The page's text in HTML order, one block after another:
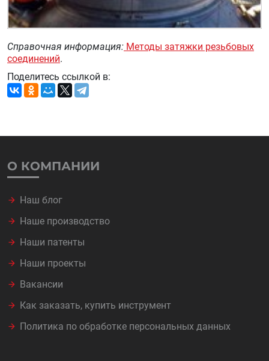
Справочная информация: Методы затяжки резьбовых
соединений.
Поделитесь ссылкой в:
О КОМПАНИИ
Наш блог
Наше производство
Наши патенты
Наши проекты
Вакансии
Как заказать, купить инструмент
Политика по обработке персональных данных